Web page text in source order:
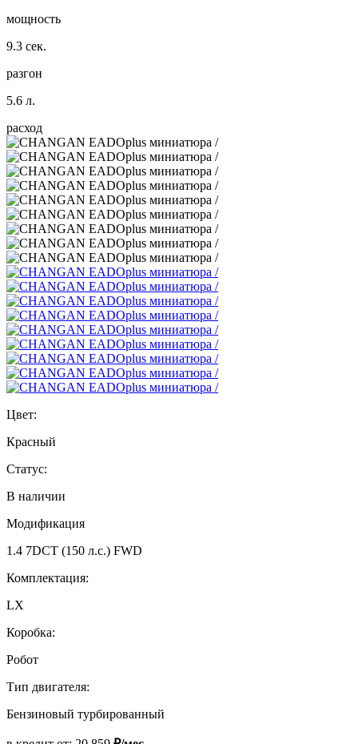
мощность
9.3 сек.
разгон
5.6 л.
расход
Цвет:
Красный
Статус:
В наличии
Модификация
1.4 7DCT (150 л.с.) FWD
Комплектация:
LX
Коробка:
Робот
Тип двигателя:
Бензиновый турбированный